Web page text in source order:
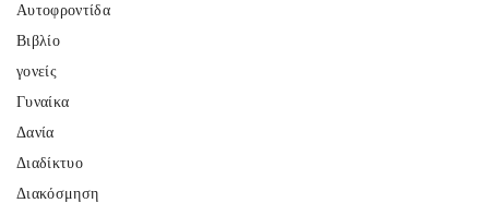
Αυτοφροντίδα
Βιβλίο
γονείς
Γυναίκα
Δανία
Διαδίκτυο
Διακόσμηση